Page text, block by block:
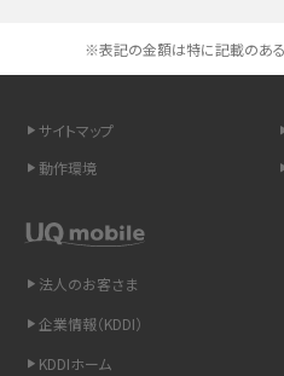
iCloudの使用容量を減らす9つの方法！
※表記の金額は特に記載のあ
サイトマップ
動作環境
法人のお客さま
企業情報（KDDI）
KDDIホーム